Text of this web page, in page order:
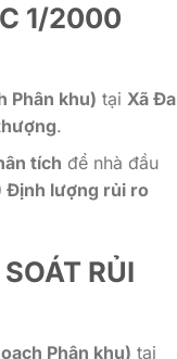
1/2000
Phân khu) tại Xã Đa
.
tích để nhà đầu
Định lượng rủi ro
RỦI
Phân khu) tại